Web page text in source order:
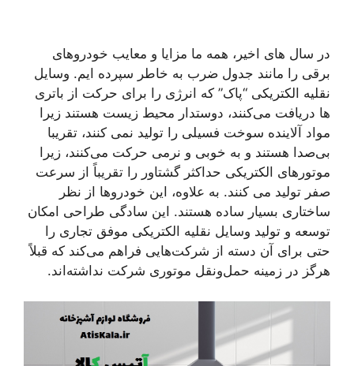
در سال های اخیر، همه ما مزایا و معایب خودروهای
برقی را مانند جدول ضرب به خاطر سپرده ایم. وسایل
نقلیه الکتریکی “پاک” که انرژی را برای حرکت از باتری
ها دریافت می‌کنند، دوستدار محیط زیست هستند زیرا
مواد آلاینده سوخت فسیلی را تولید نمی کنند، تقریبا
بی‌صدا هستند و به خوبی و نرمی حرکت می‌کنند، زیرا
موتورهای الکتریکی حداکثر گشتاور را تقریباً از سرعت
صفر تولید می کنند. به علاوه، این خودروها از نظر
ساختاری بسیار ساده هستند. این سادگی طراحی امکان
توسعه و تولید وسایل نقلیه الکتریکی موفق تجاری را
حتی برای آن دسته از شرکت‌هایی فراهم می‌کند که قبلاً
هرگز در زمینه حمل‌ونقل موتوری شرکت نداشته‌اند.